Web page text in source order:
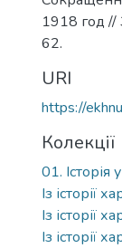
1918 год //
62.
URI
https://
Колекції
01. Історія
Із історії
Із історії
Із історії